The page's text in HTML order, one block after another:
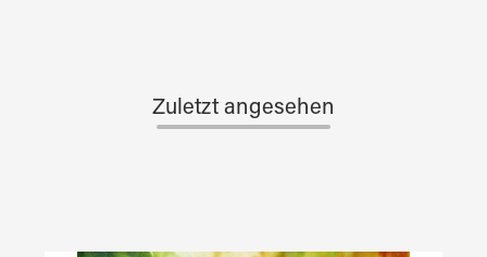
Zuletzt angesehen